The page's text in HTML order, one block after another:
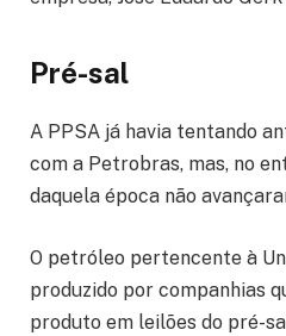
Pré-sal
A PPSA já havia tentando
com a Petrobras, mas, no
daquela época não
O petróleo pertencente à
produzido por companhias
produto em leilões do pré-